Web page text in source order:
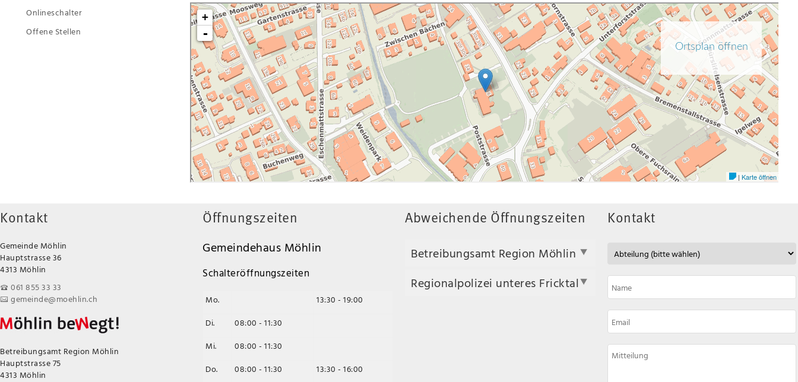
Onlineschalter
Offene Stellen
Kontakt
Gemeinde Möhlin
Hauptstrasse 36
4313 Möhlin
061 855 33 33
gemeinde@moehlin.ch
Betreibungsamt Region Möhlin
Hauptstrasse 75
4313 Möhlin
Öffnungszeiten
Gemeindehaus Möhlin
Schalteröffnungszeiten
Mo.
13:30 - 19:00
Di.
08:00 - 11:30
Mi.
08:00 - 11:30
Do.
08:00 - 11:30
13:30 - 16:00
Abweichende Öffnungszeiten
Betreibungsamt Region Möhlin
Regionalpolizei unteres Fricktal
Kontakt